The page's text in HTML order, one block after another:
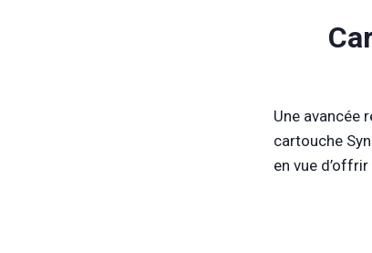
Une avancée
cartouche
en vue